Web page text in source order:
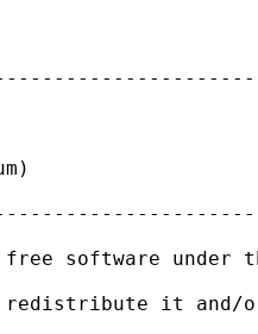
software under
redistribute it and/